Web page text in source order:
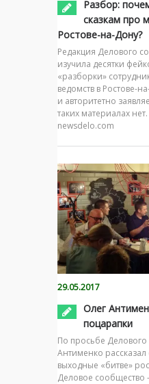
Разбор:
сказкам про
Ростове-на-Дону?
Редакция Делового
изучила десятки
«разборки»
ведомств в Ростове-
и авторитетно
таких материалах
newsdelo.com
29.05.2017
Олег
поцарапки
По просьбе
Антименко
выходные «битве»
Деловое